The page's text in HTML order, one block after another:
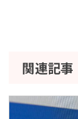
関連記事